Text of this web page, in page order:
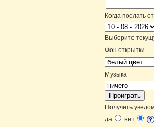
Когда послать
Выберите
Фон открытки
Музыка
Получить
да
нет